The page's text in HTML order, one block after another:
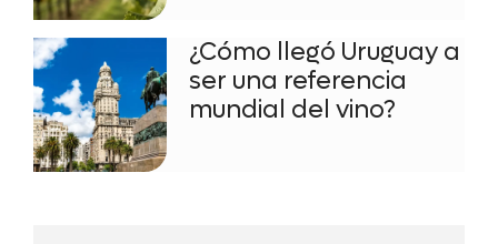
¿Cómo llegó Uruguay a
ser una referencia
mundial del vino?